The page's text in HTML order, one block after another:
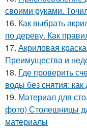
своими руками.
16. Как выбрать
по дереву. Как
17. Акриловая
Преимущества и
18. Где проверить
воды без снятия:
19. Материал для
фото) Столешницы
материалы